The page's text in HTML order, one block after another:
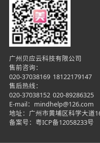
广州贝应云科技有限公司
售前咨询：
020-37038169 18122179147
售后热线：
020-37038152 020-89286325
E-mail：mindhelp@126.com
地址：广州市黄埔区科学大道
备案号： 粤ICP备12058233号